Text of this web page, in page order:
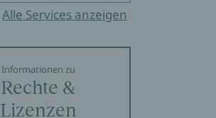
Alle Services anzeigen
Informationen zu
Rechte &
Lizenzen